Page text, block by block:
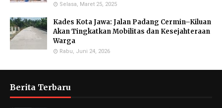
Selasa, Maret 25, 2025
Kades Kota Jawa: Jalan Padang Cermin–Kiluan
Akan Tingkatkan Mobilitas dan Kesejahteraan
Warga
Rabu, Juni 24, 2026
Berita Terbaru